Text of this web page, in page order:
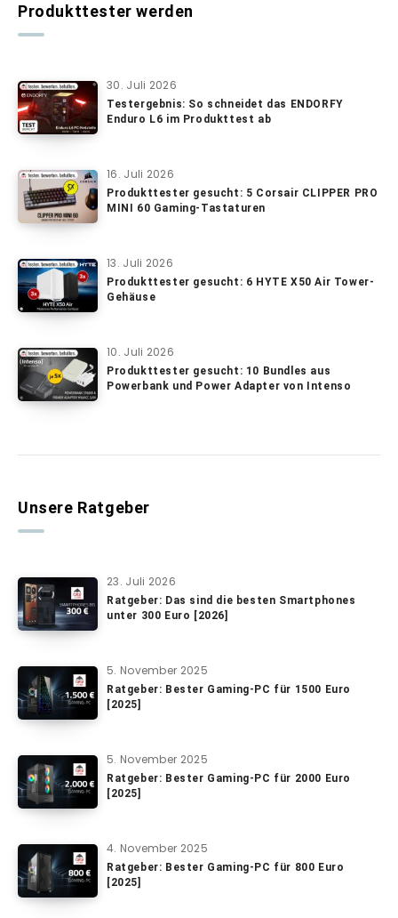
Produkttester werden
30. Juli 2026
Testergebnis: So schneidet das ENDORFY
Enduro L6 im Produkttest ab
16. Juli 2026
Produkttester gesucht: 5 Corsair CLIPPER PRO
MINI 60 Gaming-Tastaturen
13. Juli 2026
Produkttester gesucht: 6 HYTE X50 Air Tower-
Gehäuse
10. Juli 2026
Produkttester gesucht: 10 Bundles aus
Powerbank und Power Adapter von Intenso
Unsere Ratgeber
23. Juli 2026
Ratgeber: Das sind die besten Smartphones
unter 300 Euro [2026]
5. November 2025
Ratgeber: Bester Gaming-PC für 1500 Euro
[2025]
5. November 2025
Ratgeber: Bester Gaming-PC für 2000 Euro
[2025]
4. November 2025
Ratgeber: Bester Gaming-PC für 800 Euro
[2025]